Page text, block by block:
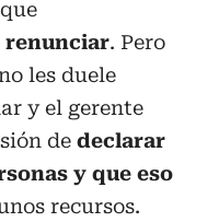
renunciar. Pero
les duele
y el gerente
de declarar
y que eso
recursos.